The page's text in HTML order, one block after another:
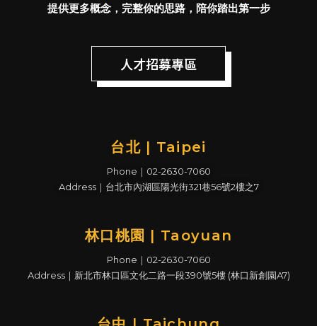
提供更多概念，完整你的思路，陪你踏出第一步
人才招募專區
台北 | Taipei
Phone｜02-2630-7060
Address｜台北市內湖區陽光街321巷56號2樓之7
林口桃園 | Taoyuan
Phone｜02-2630-7060
Address｜新北市林口區文化二路一段390號5樓 (林口新創園A7)